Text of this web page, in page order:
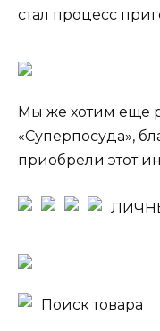
стал процесс
Мы же хотим еще
«Суперпосуда»,
приобрели этот
Поиск товара